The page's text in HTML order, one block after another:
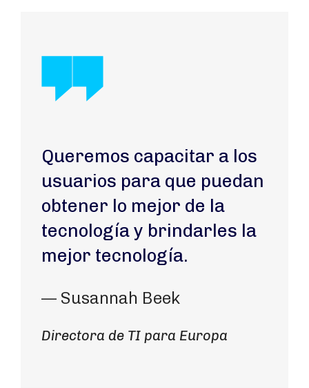
Queremos capacitar a los
usuarios para que puedan
obtener lo mejor de la
tecnología y brindarles la
mejor tecnología.
— Susannah Beek
Directora de TI para Europa